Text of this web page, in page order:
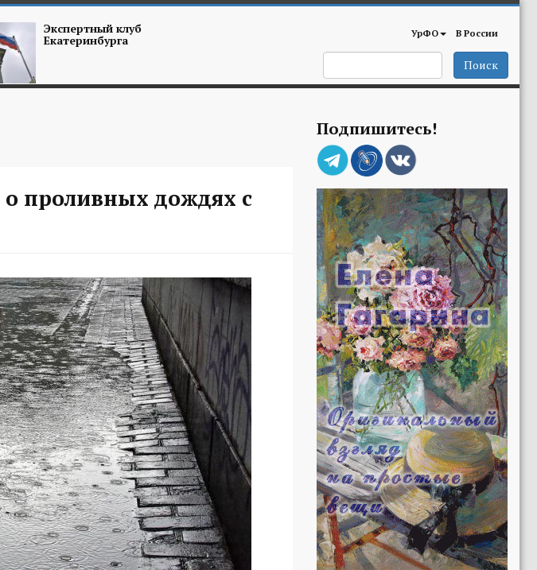
Экспертный клуб
Екатеринбурга УрФО В России
Поиск
проливных дождях с
Подпишитесь!